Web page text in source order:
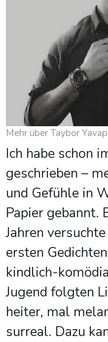
Mehr über Taybor
Ich habe schon
geschrieben –
und Gefühle in
Papier gebannt.
Jahren
ersten
kindlich-
Jugend folgten
heiter, mal
surreal. Dazu